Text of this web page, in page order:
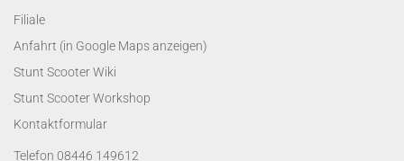
Filiale
Anfahrt (in Google Maps anzeigen)
Stunt Scooter Wiki
Stunt Scooter Workshop
Kontaktformular
Telefon 08446 149612